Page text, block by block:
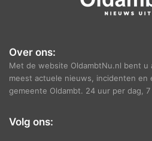
Over ons:
Met de website OldambtNu.nl bent
meest actuele nieuws, incidenten en
gemeente Oldambt. 24 uur per dag,
Volg ons: